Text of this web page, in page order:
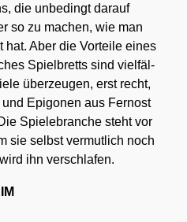
die unbe­dingt dar­auf
so zu machen, wie man
hat. Aber die Vor­tei­le eines
Spiel­bretts sind viel­fäl­
über­zeu­gen, erst recht,
Epi­go­nen aus Fern­ost
Spie­le­bran­che steht vor
sie selbst ver­mut­lich noch
ihn ver­schla­fen.